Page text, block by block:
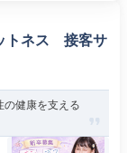
トネス 接客サ
健康を支える